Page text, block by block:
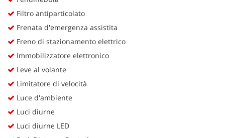
Filtro antiparticolato
Frenata d'emergenza assistita
Freno di stazionamento elettrico
Immobilizzatore elettronico
Leve al volante
Limitatore di velocità
Luce d'ambiente
Luci diurne
Luci diurne LED